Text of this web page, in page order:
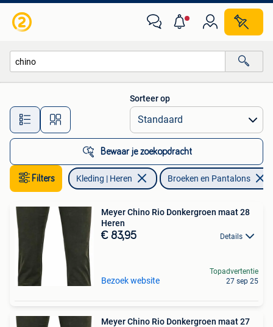
Alle afstanden…
Sorteer op
Bewaar je zoekopdracht
Filters Kleding | Heren Broeken en Pantalons
Meyer Chino Rio Donkergroen maat 28
Heren
€ 83,95 Details
Bezoek website
Topadvertentie
27 sep 25
Meyer Chino Rio Donkergroen maat 27